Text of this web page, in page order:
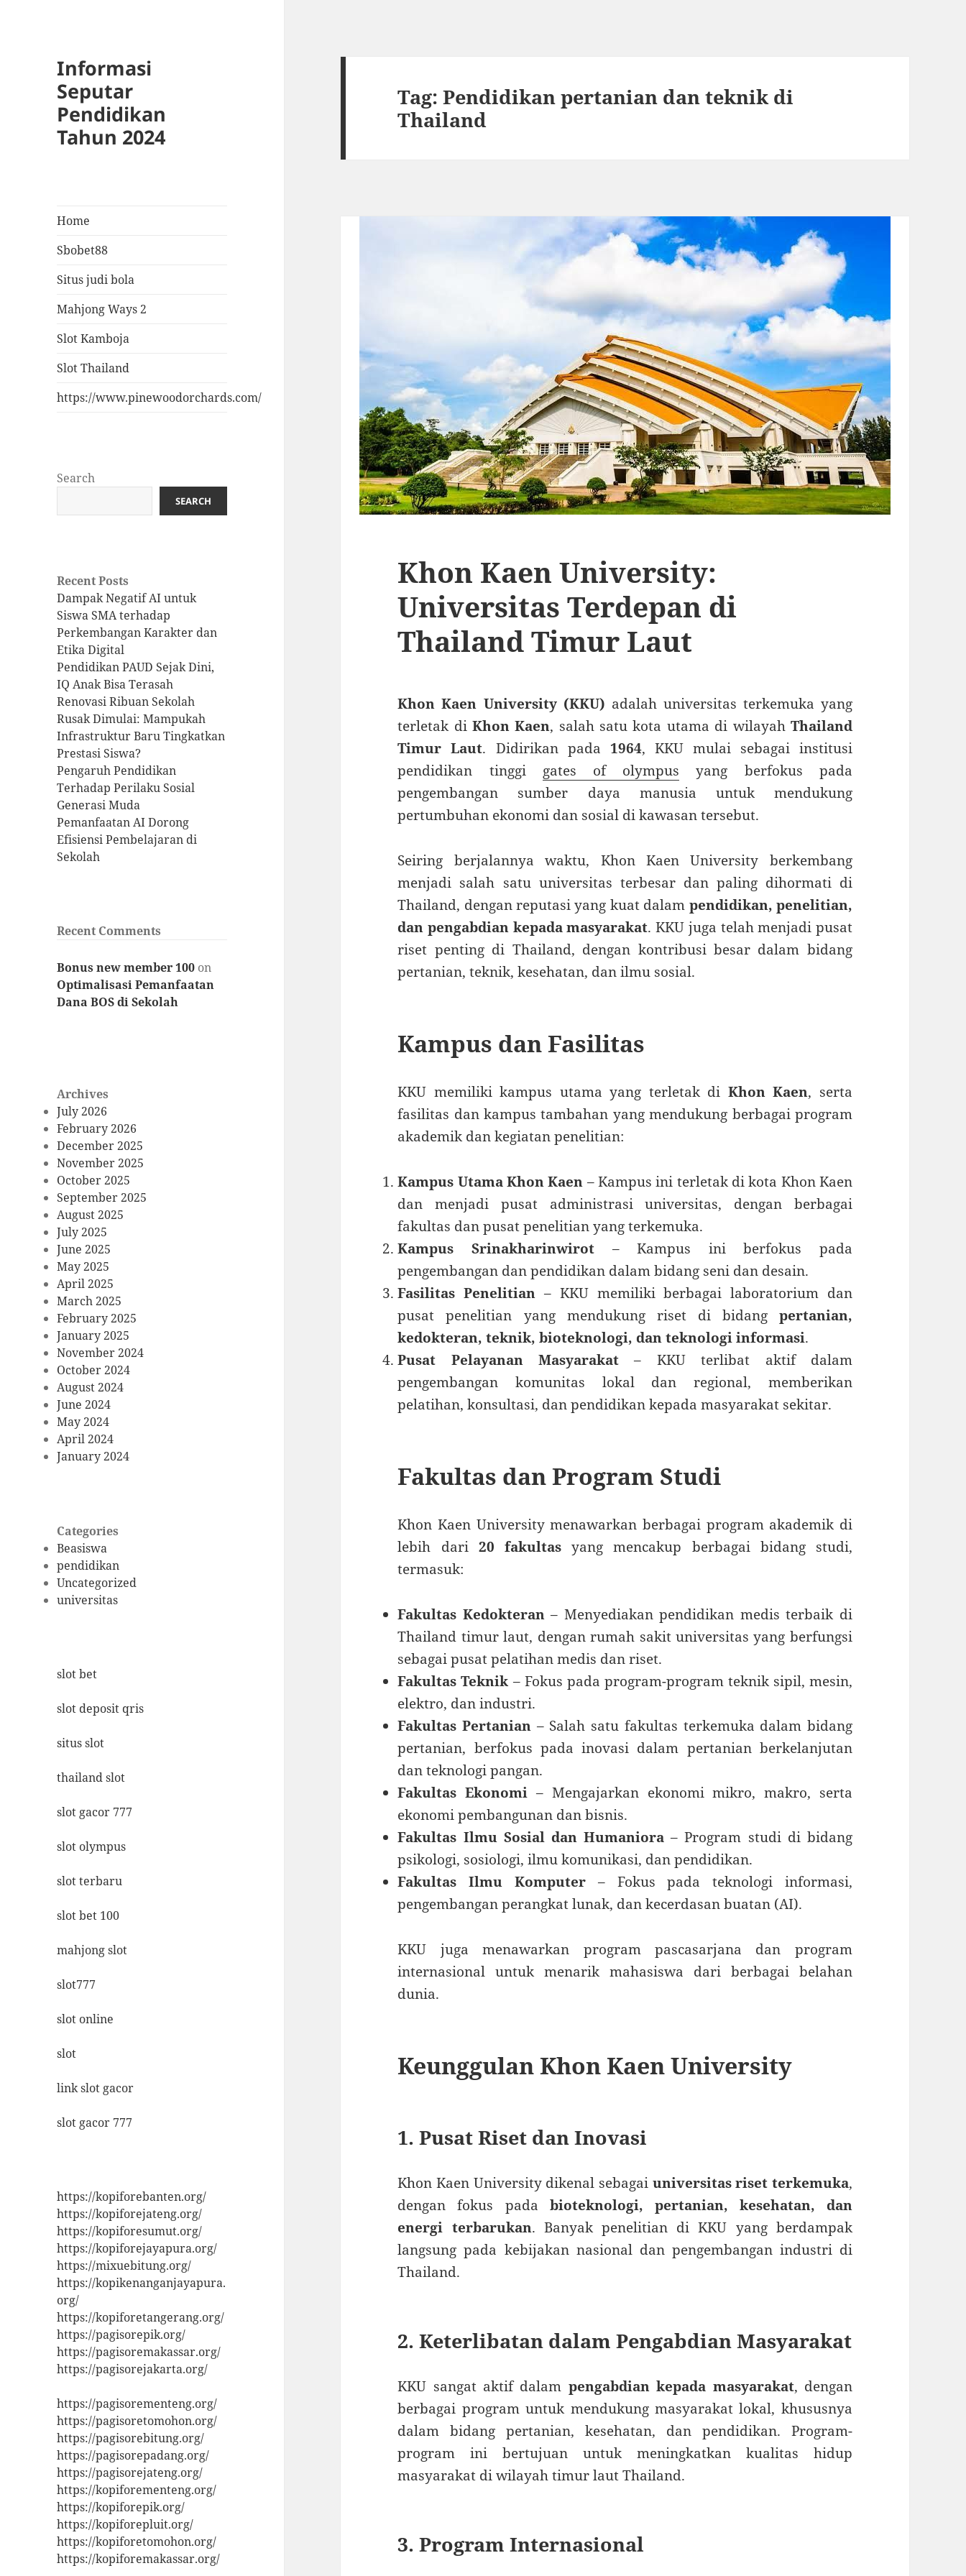
Informasi
Seputar
Pendidikan
Tahun 2024
Home
Sbobet88
Situs judi bola
Mahjong Ways 2
Slot Kamboja
Slot Thailand
https://www.pinewoodorchards.com/
Search
SEARCH
Recent Posts
Dampak Negatif AI untuk
Siswa SMA terhadap
Perkembangan Karakter dan
Etika Digital
Pendidikan PAUD Sejak Dini,
IQ Anak Bisa Terasah
Renovasi Ribuan Sekolah
Rusak Dimulai: Mampukah
Infrastruktur Baru Tingkatkan
Prestasi Siswa?
Pengaruh Pendidikan
Terhadap Perilaku Sosial
Generasi Muda
Pemanfaatan AI Dorong
Efisiensi Pembelajaran di
Sekolah
Recent Comments
Bonus new member 100 on
Optimalisasi Pemanfaatan
Dana BOS di Sekolah
Archives
July 2026
February 2026
December 2025
November 2025
October 2025
September 2025
August 2025
July 2025
June 2025
May 2025
April 2025
March 2025
February 2025
January 2025
November 2024
October 2024
August 2024
June 2024
May 2024
April 2024
January 2024
Categories
Beasiswa
pendidikan
Uncategorized
universitas
slot bet
slot deposit qris
situs slot
thailand slot
slot gacor 777
slot olympus
slot terbaru
slot bet 100
mahjong slot
slot777
slot online
slot
link slot gacor
slot gacor 777
https://kopiforebanten.org/
https://kopiforejateng.org/
https://kopiforesumut.org/
https://kopiforejayapura.org/
https://mixuebitung.org/
https://kopikenanganjayapura.
org/
https://kopiforetangerang.org/
https://pagisorepik.org/
https://pagisoremakassar.org/
https://pagisorejakarta.org/
https://pagisorementeng.org/
https://pagisoretomohon.org/
https://pagisorebitung.org/
https://pagisorepadang.org/
https://pagisorejateng.org/
https://kopiforementeng.org/
https://kopiforepik.org/
https://kopiforepluit.org/
https://kopiforetomohon.org/
https://kopiforemakassar.org/
Tag:Pendidikan pertanian dan teknik di
Thailand
Khon Kaen University:
Universitas Terdepan di
Thailand Timur Laut
Khon Kaen University (KKU) adalah universitas terkemuka yang
terletak diKhon Kaen, salah satu kota utama di wilayah Thailand
Timur Laut. Didirikan pada 1964, KKU mulai sebagai institusi
pendidikan tinggi gates of olympus yang berfokus pada
pengembangan sumber daya manusia untuk mendukung
pertumbuhan ekonomi dan sosial di kawasan tersebut.
Seiring berjalannya waktu, Khon Kaen University berkembang
menjadi salah satu universitas terbesar dan paling dihormati di
Thailand, dengan reputasi yang kuat dalam pendidikan, penelitian,
dan pengabdian kepada masyarakat. KKU juga telah menjadi pusat
riset penting di Thailand, dengan kontribusi besar dalam bidang
pertanian, teknik, kesehatan, dan ilmu sosial.
Kampus dan Fasilitas
KKU memiliki kampus utama yang terletak di Khon Kaen, serta
fasilitas dan kampus tambahan yang mendukung berbagai program
akademik dan kegiatan penelitian:
Kampus Utama Khon Kaen – Kampus ini terletak di kota Khon Kaen
dan menjadi pusat administrasi universitas, dengan berbagai
fakultas dan pusat penelitian yang terkemuka.
Kampus Srinakharinwirot– Kampus ini berfokus pada
pengembangan dan pendidikan dalam bidang seni dan desain.
Fasilitas Penelitian – KKU memiliki berbagai laboratorium dan
pusat penelitian yang mendukung riset di bidang pertanian,
kedokteran, teknik, bioteknologi, dan teknologi informasi.
Pusat Pelayanan Masyarakat – KKU terlibat aktif dalam
pengembangan komunitas lokal dan regional, memberikan
pelatihan, konsultasi, dan pendidikan kepada masyarakat sekitar.
Fakultas dan Program Studi
Khon Kaen University menawarkan berbagai program akademik di
lebih dari 20 fakultasyang mencakup berbagai bidang studi,
termasuk:
Fakultas Kedokteran– Menyediakan pendidikan medis terbaik di
Thailand timur laut, dengan rumah sakit universitas yang berfungsi
sebagai pusat pelatihan medis dan riset.
Fakultas Teknik – Fokus pada program-program teknik sipil, mesin,
elektro, dan industri.
Fakultas Pertanian – Salah satu fakultas terkemuka dalam bidang
pertanian, berfokus pada inovasi dalam pertanian berkelanjutan
dan teknologi pangan.
Fakultas Ekonomi – Mengajarkan ekonomi mikro, makro, serta
ekonomi pembangunan dan bisnis.
Fakultas Ilmu Sosial dan Humaniora – Program studi di bidang
psikologi, sosiologi, ilmu komunikasi, dan pendidikan.
Fakultas Ilmu Komputer– Fokus pada teknologi informasi,
pengembangan perangkat lunak, dan kecerdasan buatan (AI).
KKU juga menawarkan program pascasarjana dan program
internasional untuk menarik mahasiswa dari berbagai belahan
dunia.
Keunggulan Khon Kaen University
1. Pusat Riset dan Inovasi
Khon Kaen University dikenal sebagai universitas riset terkemuka,
dengan fokus pada bioteknologi, pertanian, kesehatan, dan
energi terbarukan. Banyak penelitian di KKU yang berdampak
langsung pada kebijakan nasional dan pengembangan industri di
Thailand.
2. Keterlibatan dalam Pengabdian Masyarakat
KKU sangat aktif dalam pengabdian kepada masyarakat, dengan
berbagai program untuk mendukung masyarakat lokal, khususnya
dalam bidang pertanian, kesehatan, dan pendidikan. Program-
program ini bertujuan untuk meningkatkan kualitas hidup
masyarakat di wilayah timur laut Thailand.
3. Program Internasional